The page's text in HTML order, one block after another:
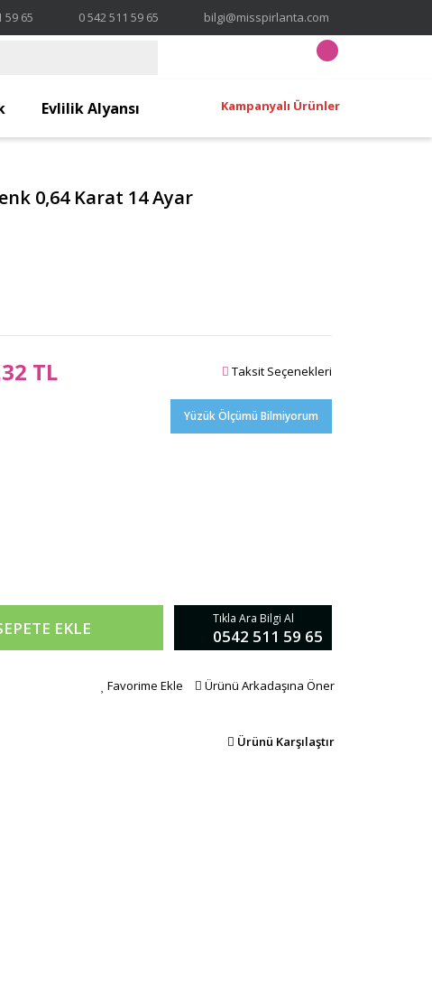
59 65 0 542 511 59 65 bilgi@misspirlanta.com
Evlilik Alyansı Kampanyalı Ürünler
0,64 Karat 14 Ayar
TL Taksit Seçenekleri
Yüzük Ölçümü Bilmiyorum
EKLE Tıkla Ara Bilgi Al
0542 511 59 65
Favorime Ekle Ürünü Arkadaşına Öner
Ürünü Karşılaştır